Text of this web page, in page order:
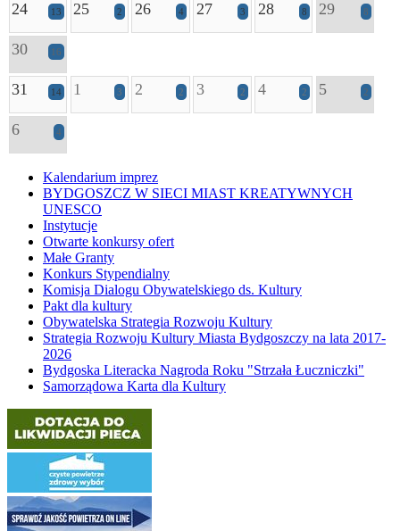
24 13 25 2 26 4 27 3 28 8 29 8
30 16
31 14 1 3 2 2 3 2 4 2 5 2
6 4
Kalendarium imprez
BYDGOSZCZ W SIECI MIAST KREATYWNYCH
UNESCO
Instytucje
Otwarte konkursy ofert
Małe Granty
Konkurs Stypendialny
Komisja Dialogu Obywatelskiego ds. Kultury
Pakt dla kultury
Obywatelska Strategia Rozwoju Kultury
Strategia Rozwoju Kultury Miasta Bydgoszczy na lata 2017-
2026
Bydgoska Literacka Nagroda Roku "Strzała Łuczniczki"
Samorządowa Karta dla Kultury